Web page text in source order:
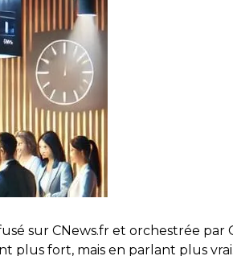
sur CNews.fr et orchestrée par
plus fort, mais en parlant plus